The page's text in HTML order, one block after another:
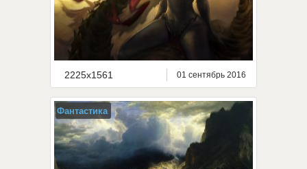
2225x1561 01 сентябрь 2016
Фантастика